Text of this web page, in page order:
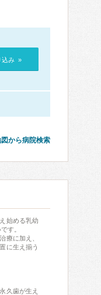
込み »
から病院検索
始める乳幼
す。
療に加え、
に生え揃う
久歯が生え